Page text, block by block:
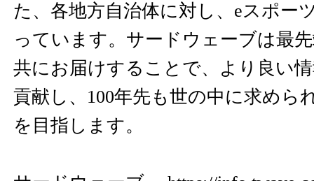
た、各地方自治体に対し、eスポー
っています。サードウェーブは最
共にお届けすることで、より良い
貢献し、100年先も世の中に求めら
を目指します。